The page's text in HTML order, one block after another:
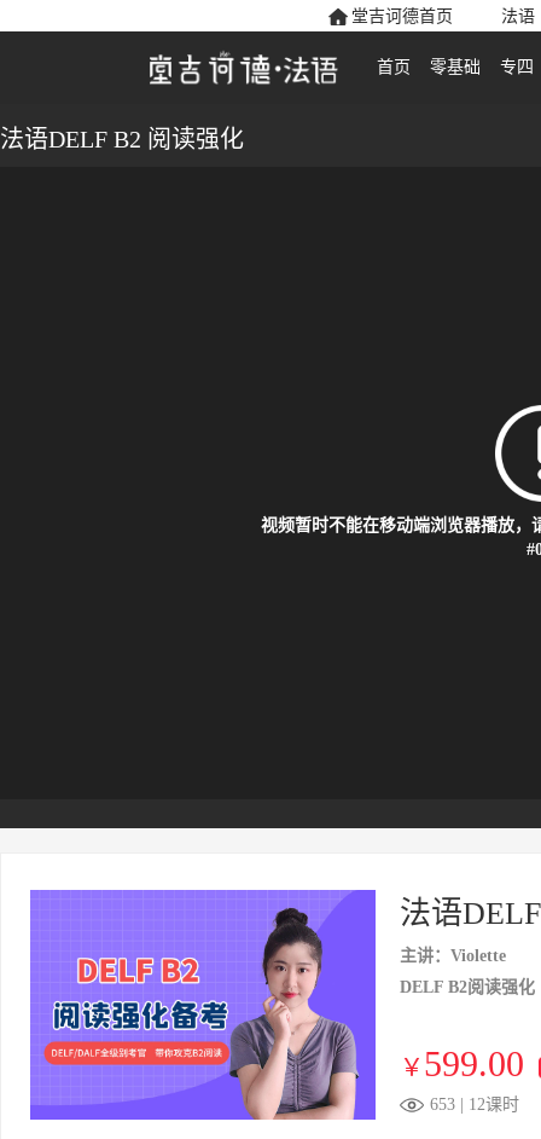
堂吉诃德首页 法语
首页 零基础 专四
法语DELF B2 阅读强化
视频暂时不能在移动端浏览器播放，
法语
主讲：Violette
DELF B2阅读强化
￥ 599.00
653 | 12课时